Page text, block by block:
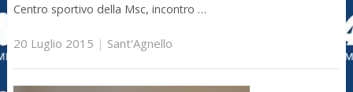
Centro sportivo della Msc, incontro …
20 Luglio 2015 | Sant'Agnello